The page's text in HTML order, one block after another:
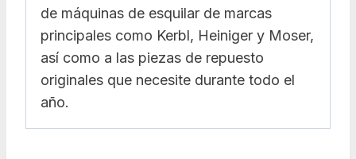
de máquinas de esquilar de marcas
principales como Kerbl, Heiniger y Moser,
así como a las piezas de repuesto
originales que necesite durante todo el
año.